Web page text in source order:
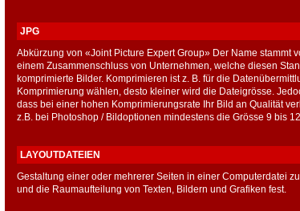
JPG
Abkürzung von «Joint Picture Expert Group» Der Name stammt
einem Zusammenschluss von Unternehmen, welche diesen
komprimierte Bilder. Komprimieren ist z. B. für die
Komprimierung wählen, desto kleiner wird die Dateigrösse.
dass bei einer hohen Komprimierungsrate Ihr Bild an Qualität
z.B. bei Photoshop / Bildoptionen mindestens die Grösse 9 bis
LAYOUTDATEIEN
Gestaltung einer oder mehrerer Seiten in einer Computerdatei
und die Raumaufteilung von Texten, Bildern und Grafiken fest.